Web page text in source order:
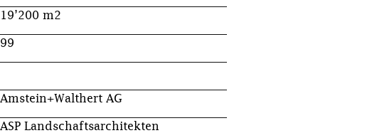
19’200 m2
99
Amstein+Walthert AG
ASP Landschaftsarchitekten